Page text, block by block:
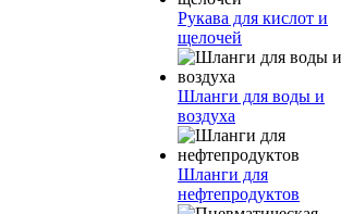
Рукава для кислот и
щелочей
Шланги для воды и
воздуха
Шланги для
нефтепродуктов